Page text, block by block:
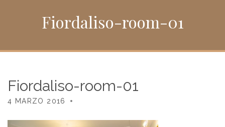
Fiordaliso-room-01
Fiordaliso-room-01
4 MARZO 2016